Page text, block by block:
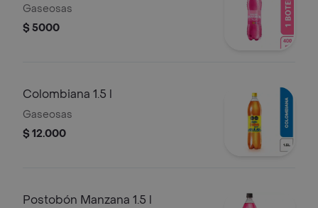
Gaseosas
$ 5000
Colombiana 1.5 l
Gaseosas
$ 12.000
Postobón Manzana 1.5 l